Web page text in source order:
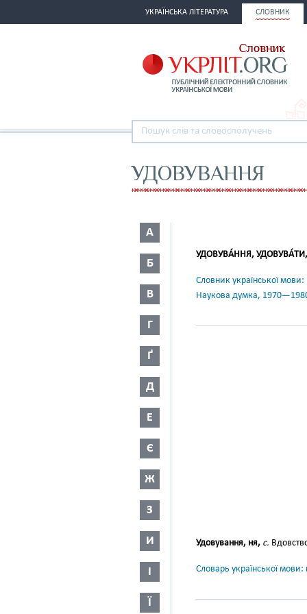
УКРАЇНСЬКА ЛІТЕРАТУРА СЛОВНИК
УДОВУВАННЯ
А
Б
В
Г
Ґ
Д
Е
Є
Ж
З
И
І
Ї
УДОВУВА́ННЯ,
Словник української
Наукова думка,
Удовування, ня, с.
Словарь української